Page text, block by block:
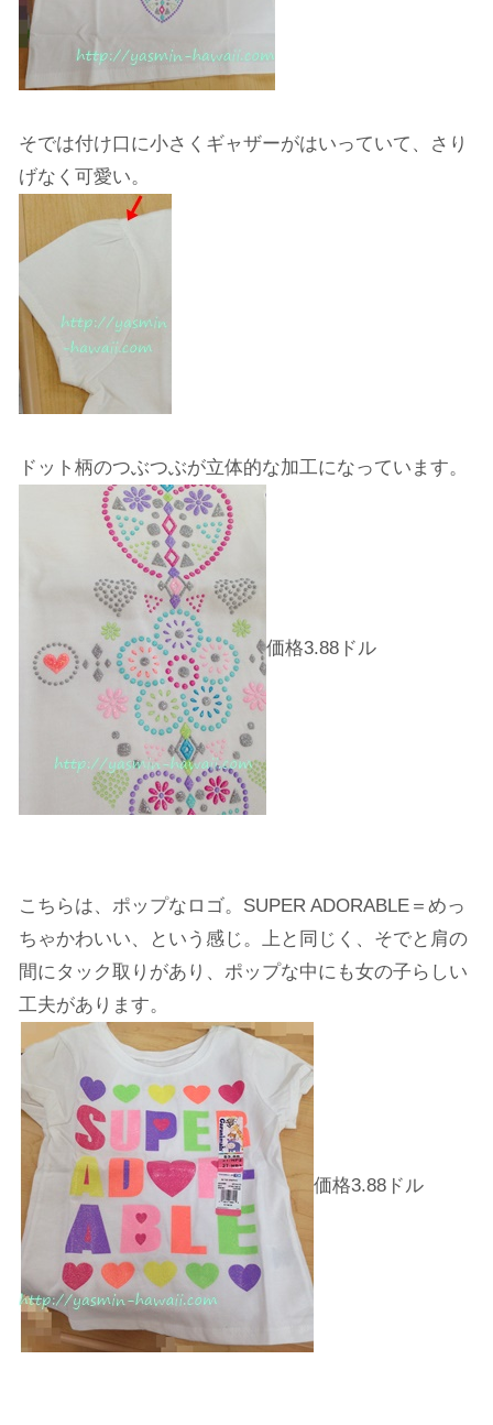
そでは付け口に小さくギャザーがはいっていて、さり
げなく可愛い。
ドット柄のつぶつぶが立体的な加工になっています。
価格3.88ドル
こちらは、ポップなロゴ。SUPER ADORABLE＝めっ
ちゃかわいい、という感じ。上と同じく、そでと肩の
間にタック取りがあり、ポップな中にも女の子らしい
工夫があります。
価格3.88ドル